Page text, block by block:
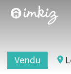
Vendu